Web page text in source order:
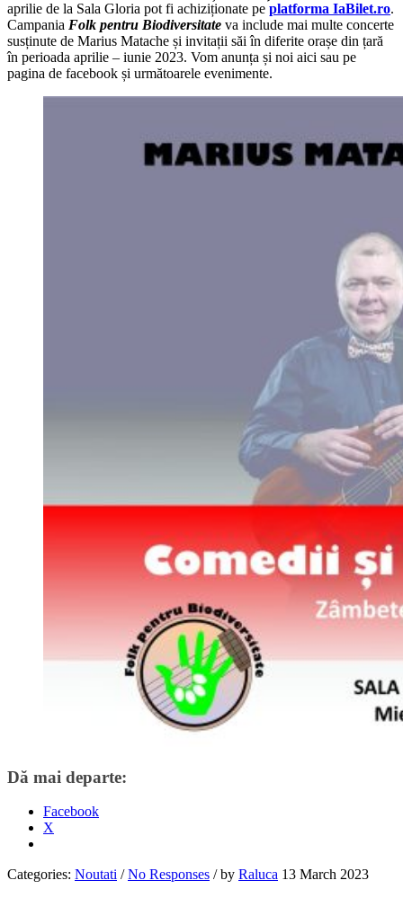
aprilie de la Sala Gloria pot fi achiziționate pe platforma IaBilet.ro.
Campania Folk pentru Biodiversitate va include mai multe concerte
susținute de Marius Matache și invitații săi în diferite orașe din țară
în perioada aprilie – iunie 2023. Vom anunța și noi aici sau pe
pagina de facebook și următoarele evenimente.
Dă mai departe:
Facebook
X
Categories: Noutati / No Responses /by Raluca 13 March 2023